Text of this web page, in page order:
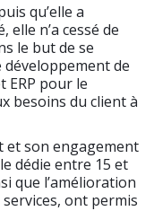
qu’elle a
elle n’a cessé de
le but de se
de
ERP pour le
besoins du client à
et son engagement
dédie entre 15 et
que l’amélioration
ont permis